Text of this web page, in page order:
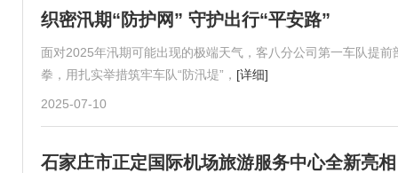
织密汛期“防护网” 守护出行“平安路”
面对2025年汛期可能出现的极端天气，客八分公司第一车队提
拳，用扎实举措筑牢车队“防汛堤”， [详细]
2025-07-10
石家庄市正定国际机场旅游服务中心全新亮相